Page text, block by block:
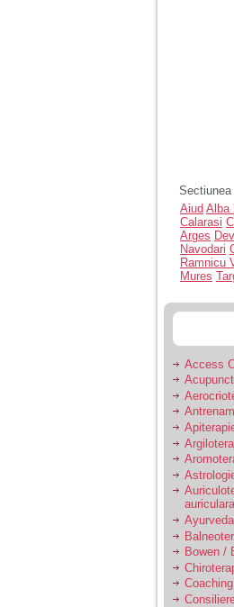
Sectiunea
Aiud Alba
Calarasi
Arges
Navodari
Ramnicu
Mures
Access
auriculara
Ayurveda
Bowen /
Coaching